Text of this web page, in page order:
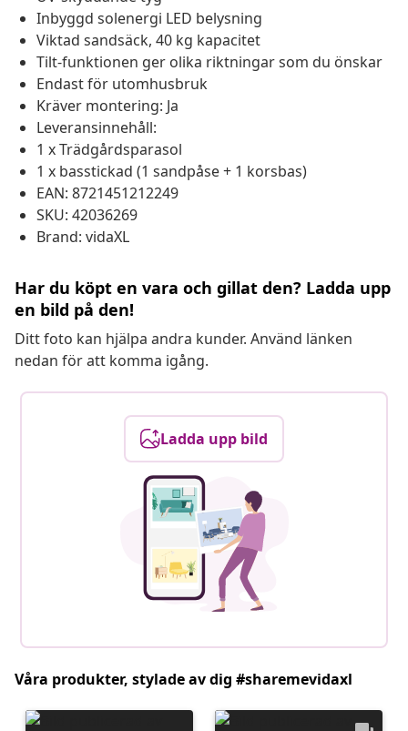
Inbyggd solenergi LED belysning
Viktad sandsäck, 40 kg kapacitet
Tilt-funktionen ger olika riktningar som du önskar
Endast för utomhusbruk
Kräver montering: Ja
Leveransinnehåll:
1 x Trädgårdsparasol
1 x basstickad (1 sandpåse + 1 korsbas)
EAN: 8721451212249
SKU: 42036269
Brand: vidaXL
Har du köpt en vara och gillat den? Ladda upp
en bild på den!
Ditt foto kan hjälpa andra kunder. Använd länken
nedan för att komma igång.
Ladda upp bild
Våra produkter, stylade av dig #sharemevidaxl